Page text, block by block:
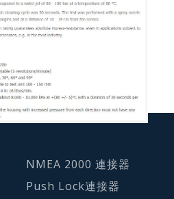
NMEA 2000 連接器
Push Lock連接器